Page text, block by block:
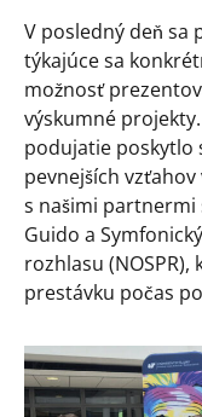
V posledný deň sa
týkajúce sa
možnosť
výskumné
podujatie poskytlo
pevnejších
s našimi partnermi
Guido a
rozhlasu
prestávku počas